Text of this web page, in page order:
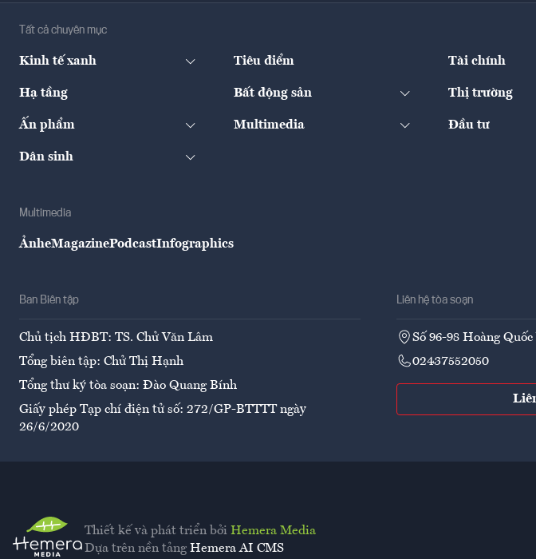
Tất cả chuyên mục
Kinh tế xanh Tiêu điểm Tài chính
Hạ tầng Bất động sản Thị trường
Ấn phẩm Multimedia Đầu tư
Dân sinh
Multimedia
ẢnheMagazinePodcastInfographics
Ban Biên tập
Chủ tịch HĐBT: TS. Chử Văn Lâm
Tổng biên tập: Chử Thị Hạnh
Tổng thư ký tòa soạn: Đào Quang Bính
Giấy phép Tạp chí điện tử số: 272/GP-BTTTT ngày
26/6/2020
Liên hệ tòa soạn
Số 96-98 Hoàng
02437552050
Thiết kế và phát triển bởi Hemera Media
Dựa trên nền tảng Hemera AI CMS